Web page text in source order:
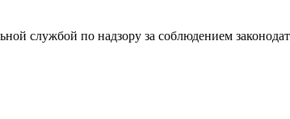
службой по надзору за соблюдением